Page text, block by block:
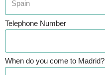
Telephone Number
When do you come to Madrid?